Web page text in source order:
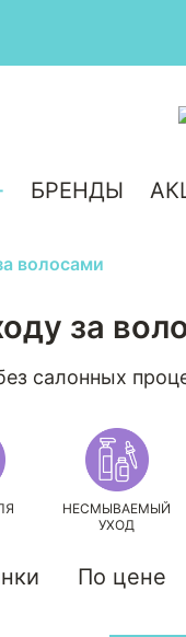
БРЕНДЫ
волосами
за
салонных
НЕСМЫВАЕМЫЙ
УХОД
По цене